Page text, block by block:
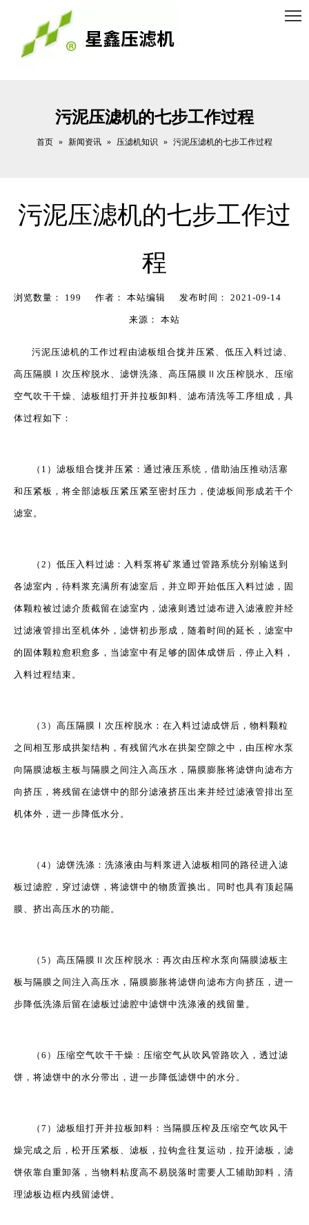
污泥压滤机的七步工作过程
首页 » 新闻资讯 » 压滤机知识 » 污泥压滤机的七步工作过程
污泥压滤机的七步工作过
程
浏览数量： 199 作者： 本站编辑 发布时间： 2021-09-14
来源： 本站
["wechat","weibo","qzone","douban","email"]
污泥压滤机的工作过程由滤板组合拢并压紧、低压入料过滤、
高压隔膜Ⅰ次压榨脱水、滤饼洗涤、高压隔膜Ⅱ次压榨脱水、压缩
空气吹干干燥、滤板组打开并拉板卸料、滤布清洗等工序组成，具
体过程如下：
（1）滤板组合拢并压紧：通过液压系统，借助油压推动活塞
和压紧板，将全部滤板压紧压紧至密封压力，使滤板间形成若干个
滤室。
（2）低压入料过滤：入料泵将矿浆通过管路系统分别输送到
各滤室内，待料浆充满所有滤室后，并立即开始低压入料过滤，固
体颗粒被过滤介质截留在滤室内，滤液则透过滤布进入滤液腔并经
过滤液管排出至机体外，滤饼初步形成，随着时间的延长，滤室中
的固体颗粒愈积愈多，当滤室中有足够的固体成饼后，停止入料，
入料过程结束。
（3）高压隔膜Ⅰ次压榨脱水：在入料过滤成饼后，物料颗粒
之间相互形成拱架结构，有残留汽水在拱架空隙之中，由压榨水泵
向隔膜滤板主板与隔膜之间注入高压水，隔膜膨胀将滤饼向滤布方
向挤压，将残留在滤饼中的部分滤液挤压出来并经过滤液管排出至
机体外，进一步降低水分。
（4）滤饼洗涤：洗涤液由与料浆进入滤板相同的路径进入滤
板过滤腔，穿过滤饼，将滤饼中的物质置换出。同时也具有顶起隔
膜、挤出高压水的功能。
（5）高压隔膜Ⅱ次压榨脱水：再次由压榨水泵向隔膜滤板主
板与隔膜之间注入高压水，隔膜膨胀将滤饼向滤布方向挤压，进一
步降低洗涤后留在滤板过滤腔中滤饼中洗涤液的残留量。
（6）压缩空气吹干干燥：压缩空气从吹风管路吹入，透过滤
饼，将滤饼中的水分带出，进一步降低滤饼中的水分。
（7）滤板组打开并拉板卸料：当隔膜压榨及压缩空气吹风干
燥完成之后，松开压紧板、滤板，拉钩盒往复运动，拉开滤板，滤
饼依靠自重卸落，当物料粘度高不易脱落时需要人工辅助卸料，清
理滤板边框内残留滤饼。